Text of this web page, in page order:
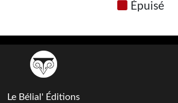
Épuisé
Le Bélial' Éditions